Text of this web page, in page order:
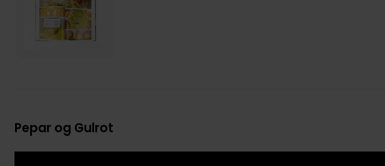
Pepar og Gulrot